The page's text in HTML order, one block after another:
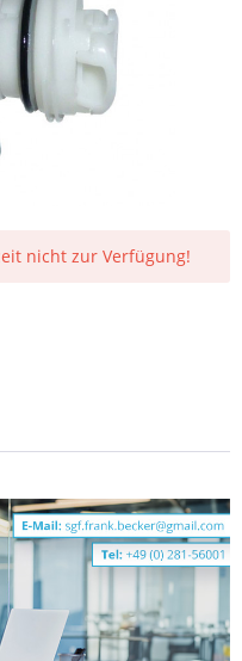
nicht zur Verfügung!